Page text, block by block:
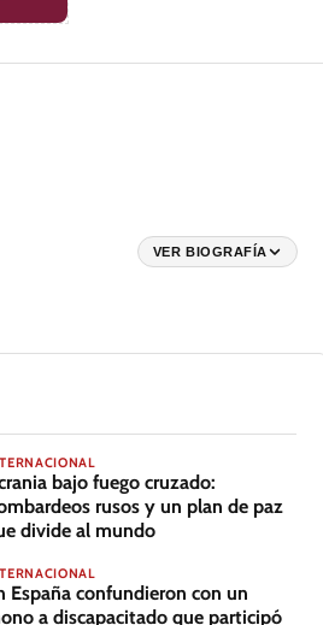
VER BIOGRAFÍA
bajo fuego cruzado:
rusos y un plan de paz
divide al mundo
España confundieron con un
a discapacitado que participó